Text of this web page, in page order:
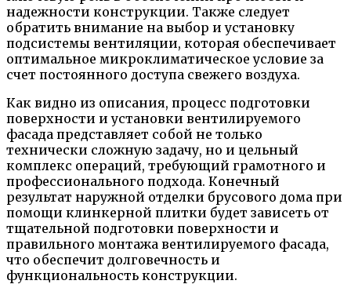
надежности конструкции. Также следует
обратить внимание на выбор и установку
подсистемы вентиляции, которая обеспечивает
оптимальное микроклиматическое условие за
счет постоянного доступа свежего воздуха.
Как видно из описания, процесс подготовки
поверхности и установки вентилируемого
фасада представляет собой не только
технически сложную задачу, но и цельный
комплекс операций, требующий грамотного и
профессионального подхода. Конечный
результат наружной отделки брусового дома при
помощи клинкерной плитки будет зависеть от
тщательной подготовки поверхности и
правильного монтажа вентилируемого фасада,
что обеспечит долговечность и
функциональность конструкции.